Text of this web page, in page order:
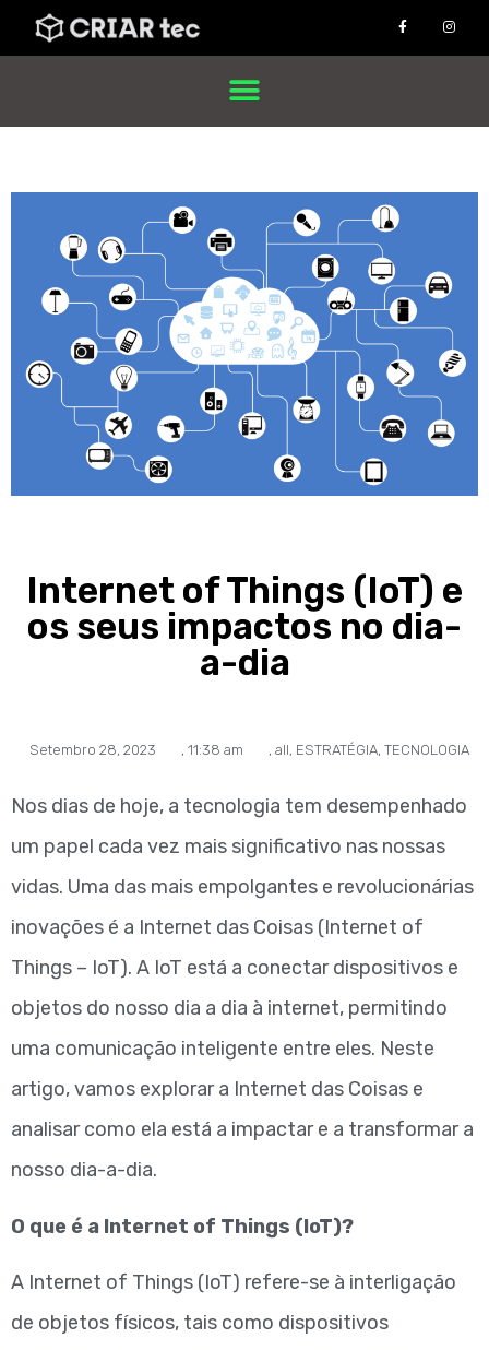
Internet of Things (IoT) e
os seus impactos no dia-
a-dia
Setembro 28, 2023 , 11:38 am , all, ESTRATÉGIA, TECNOLOGIA
Nos dias de hoje, a tecnologia tem desempenhado
um papel cada vez mais significativo nas nossas
vidas. Uma das mais empolgantes e revolucionárias
inovações é a Internet das Coisas (Internet of
Things – IoT). A IoT está a conectar dispositivos e
objetos do nosso dia a dia à internet, permitindo
uma comunicação inteligente entre eles. Neste
artigo, vamos explorar a Internet das Coisas e
analisar como ela está a impactar e a transformar a
nosso dia-a-dia.
O que é a Internet of Things (IoT)?
A Internet of Things (IoT) refere-se à interligação
de objetos físicos, tais como dispositivos